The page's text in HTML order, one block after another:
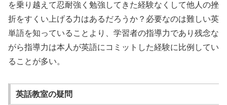
を乗り越えて忍耐強く勉強してきた経験なくして他人の挫
折をすくい上げる力はあるだろうか？必要なのは難しい英
単語を知っていることより、学習者の指導力であり残念な
がら指導力は本人が英語にコミットした経験に比例してい
ることが多い。
英話教室の疑問